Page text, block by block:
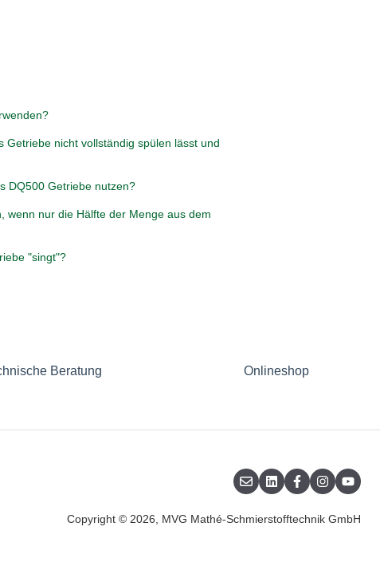
nicht vollständig spülen lässt und
DQ500 Getriebe nutzen?
wenn nur die Hälfte der Menge aus dem
"singt"?
Beratung Onlineshop
Copyright © 2026, MVG Mathé-Schmierstofftechnik GmbH